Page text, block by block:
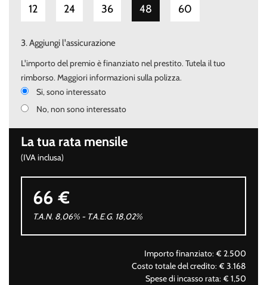
12 24 36 48 60
3.Aggiungi l'assicurazione
L'importo del premio è finanziato nel prestito. Tutela il tuo
rimborso. Maggiori informazioni sulla polizza.
Si, sono interessato
No, non sono interessato
La tua rata mensile
(IVA inclusa)
66 €
T.A.N. 8,06% - T.A.E.G. 18,02%
Importo finanziato: € 2.500
Costo totale del credito: € 3.168
Spese di incasso rata: € 1,50